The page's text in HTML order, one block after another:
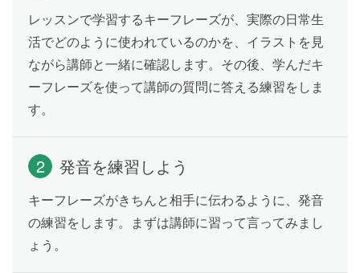
Lesson 22 毎日のお手伝いについて言ってみよ
う
Lesson 24 自分の誕生月を答えよう
レッスンで学習するキーフレーズが、実際の日常生
活でどのように使われているのかを、イラストを見
ながら講師と一緒に確認します。その後、学んだキ
ーフレーズを使って講師の質問に答える練習をしま
す。
2 発音を練習しよう
キーフレーズがきちんと相手に伝わるように、発音
の練習をします。まずは講師に習って言ってみまし
ょう。